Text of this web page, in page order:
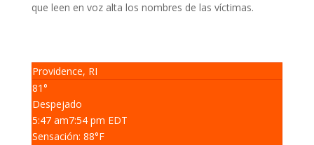
que leen en voz alta los nombres de las víctimas.
Providence, RI
81°
Despejado
5:47 am7:54 pm EDT
Sensación: 88°F